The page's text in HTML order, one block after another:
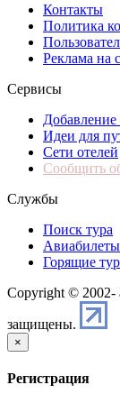
Контакты
Политика
Реклама на
Сервисы
Добавление
Идеи для
Сети отелей
Сообщить
Службы
Поиск тура
Авиабилеты
Горящие
Copyright © 2002-
защищены.
×
Регистрация